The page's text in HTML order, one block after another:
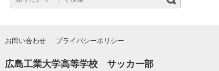
お問い合わせ プライバシーポリシー
広島工業大学高等学校 サッカー部